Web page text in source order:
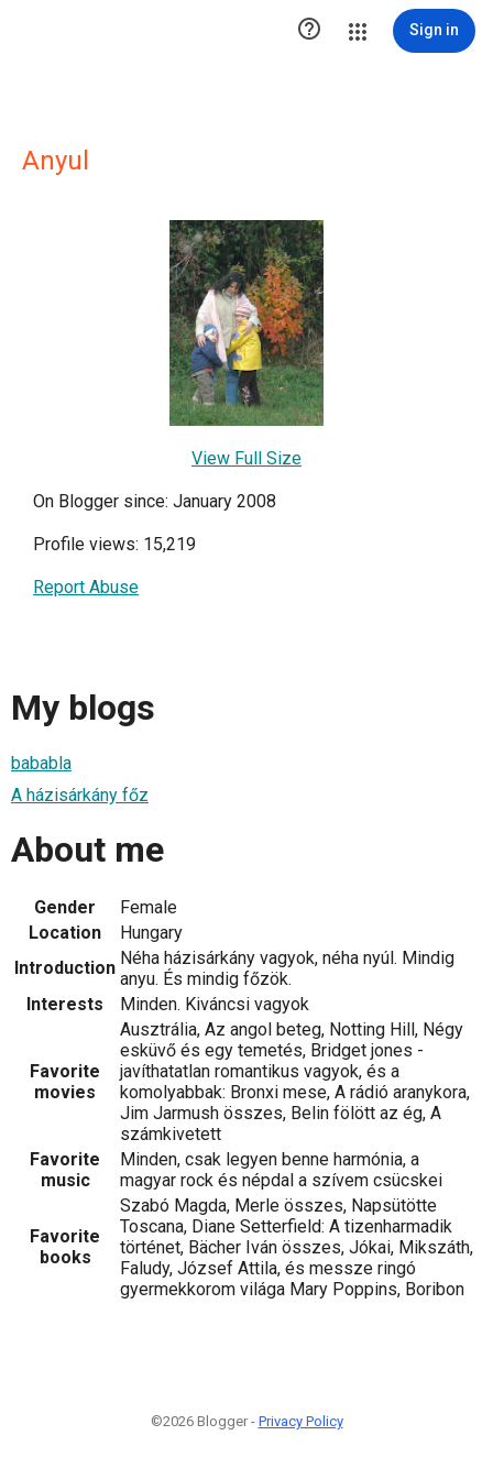
 Sign in
Anyul
View Full Size
On Blogger since: January 2008
Profile views: 15,219
Report Abuse
My blogs
bababla
A házisárkány főz
About me
Gender
Female
Location
Hungary
Introduction Néha házisárkány vagyok, néha nyúl. Mindig
anyu. És mindig főzök.
Interests
Minden. Kiváncsi vagyok
Favorite
movies
Ausztrália, Az angol beteg, Notting Hill, Négy
esküvő és egy temetés, Bridget jones -
javíthatatlan romantikus vagyok, és a
komolyabbak: Bronxi mese, A rádió aranykora,
Jim Jarmush összes, Belin fölött az ég, A
számkivetett
Favorite
music
Minden, csak legyen benne harmónia, a
magyar rock és népdal a szívem csücskei
Favorite
books
Szabó Magda, Merle összes, Napsütötte
Toscana, Diane Setterfield: A tizenharmadik
történet, Bächer Iván összes, Jókai, Mikszáth,
Faludy, József Attila, és messze ringó
gyermekkorom világa Mary Poppins, Boribon
©2026 Blogger - Privacy Policy